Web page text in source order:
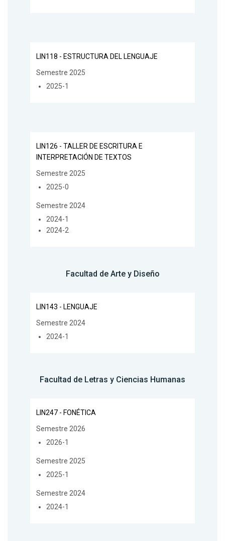
LIN118 - ESTRUCTURA DEL LENGUAJE
Semestre 2025
2025-1
LIN126 - TALLER DE ESCRITURA E
INTERPRETACIÓN DE TEXTOS
Semestre 2025
2025-0
Semestre 2024
2024-1
2024-2
Facultad de Arte y Diseño
LIN143 - LENGUAJE
Semestre 2024
2024-1
Facultad de Letras y Ciencias Humanas
LIN247 - FONÉTICA
Semestre 2026
2026-1
Semestre 2025
2025-1
Semestre 2024
2024-1